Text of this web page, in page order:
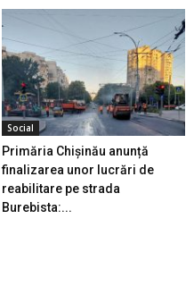
Social
Primăria Chișinău anunță
finalizarea unor lucrări de
reabilitare pe strada
Burebista:...